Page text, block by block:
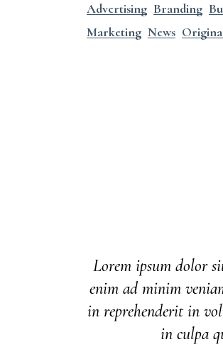
Advertising Branding
Marketing News
Lorem ipsum dolor
enim ad minim
in reprehenderit in
in culpa